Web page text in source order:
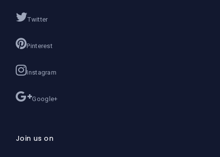
Twitter
Pinterest
Instagram
Google+
Join us on